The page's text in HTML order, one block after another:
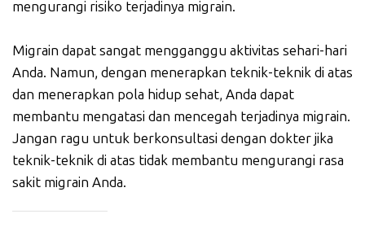
mengurangi risiko terjadinya migrain.
Migrain dapat sangat mengganggu aktivitas sehari-hari
Anda. Namun, dengan menerapkan teknik-teknik di atas
dan menerapkan pola hidup sehat, Anda dapat
membantu mengatasi dan mencegah terjadinya migrain.
Jangan ragu untuk berkonsultasi dengan dokter jika
teknik-teknik di atas tidak membantu mengurangi rasa
sakit migrain Anda.